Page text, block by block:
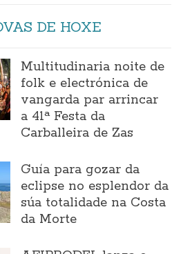
DE HOXE
Multitudinaria noite de
folk e electrónica de
vangarda par arrincar
a 41ª Festa da
Carballeira de Zas
Guía para gozar da
eclipse no esplendor da
súa totalidade na Costa
da Morte